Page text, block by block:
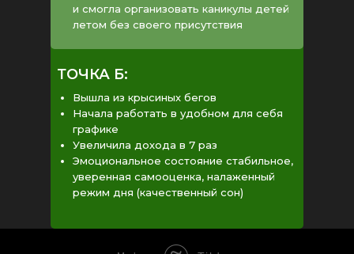
ТОЧКА Б:
и смогла организовать каникулы детей
летом без своего присутствия
Вышла из крысиных бегов
Начала работать в удобном для себя
графике
Увеличила дохода в 7 раз
Эмоциональное состояние стабильное,
уверенная самооценка, налаженный
режим дня (качественный сон)